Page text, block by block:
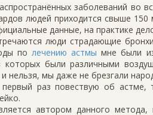
заболеваний во
людей приходится свыше
данные, на практике
люди страдающие
по лечению астмы мне были
которых были различными
нельзя, мы даже не брезгали
раз повествую об астме,
автором данного